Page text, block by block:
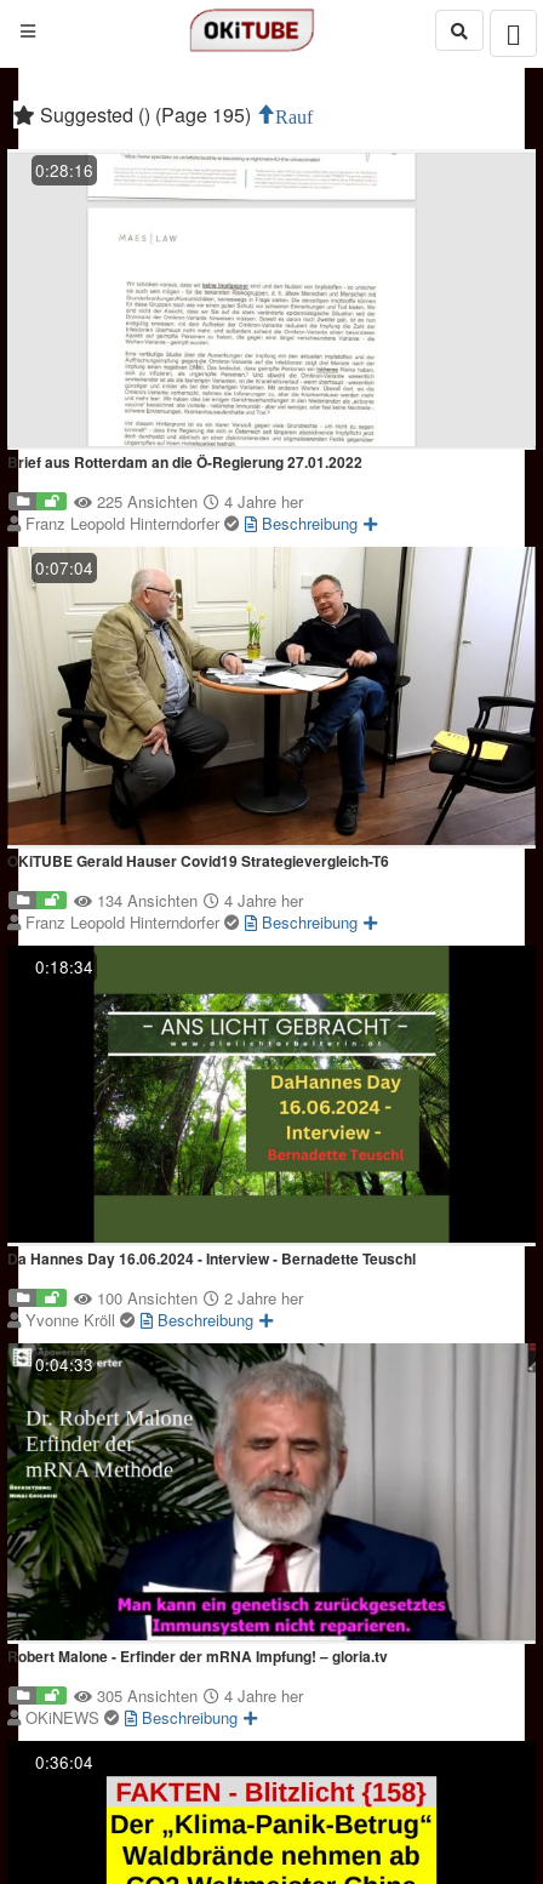
Suggested () (Page 195) Rauf
0:28:16
Brief aus Rotterdam an die Ö-Regierung 27.01.2022
225 Ansichten
4 Jahre her
Franz Leopold Hinterndorfer
Beschreibung
0:07:04
OKiTUBE Gerald Hauser Covid19 Strategievergleich-T6
134 Ansichten
4 Jahre her
Franz Leopold Hinterndorfer
Beschreibung
0:18:34
Da Hannes Day 16.06.2024 - Interview - Bernadette Teuschl
100 Ansichten
2 Jahre her
Yvonne Kröll
Beschreibung
0:04:33
Robert Malone - Erfinder der mRNA Impfung! – gloria.tv
305 Ansichten
4 Jahre her
OKiNEWS
Beschreibung
0:36:04